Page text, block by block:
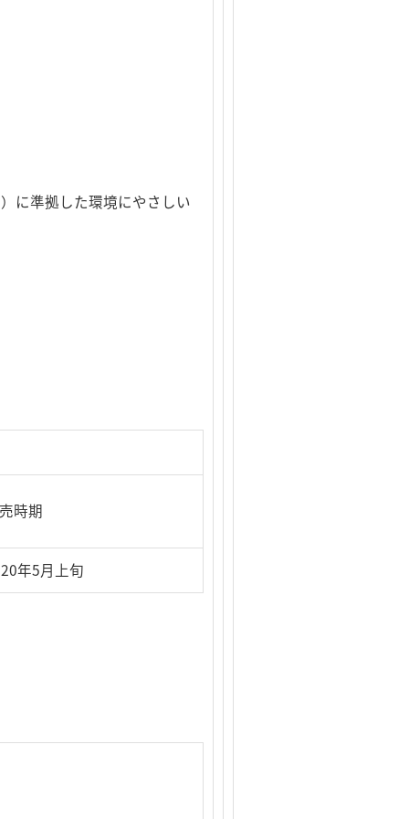
に準拠した環境にやさしい
時期
年5月上旬